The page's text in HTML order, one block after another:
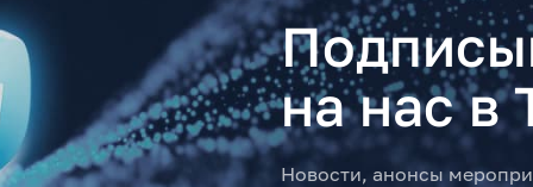
на нас в
Новости, анонсы